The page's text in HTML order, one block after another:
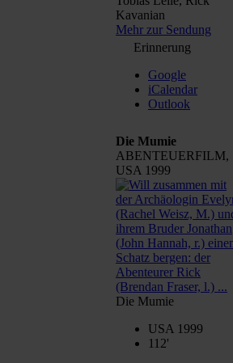
Kavanian
Mehr zur Sendung
Erinnerung
Google
iCalendar
Outlook
Die Mumie
ABENTEUERFILM,
USA 1999
Die Mumie
USA 1999
112'